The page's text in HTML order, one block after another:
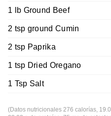
1 lb Ground Beef
2 tsp ground Cumin
2 tsp Paprika
1 tsp Dried Oregano
1 Tsp Salt
(Datos nutricionales 276 calorías,